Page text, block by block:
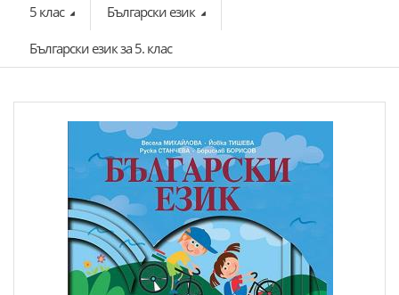
5 клас Български език
Български език за 5. клас